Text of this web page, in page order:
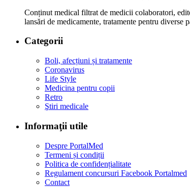
Conținut medical filtrat de medicii colaboratori,
lansări de medicamente, tratamente pentru diverse
Categorii
Boli, afecțiuni și tratamente
Coronavirus
Life Style
Medicina pentru copii
Retro
Ştiri medicale
Informaţii utile
Despre PortalMed
Termeni și condiții
Politica de confidențialitate
Regulament concursuri Facebook Portalmed
Contact